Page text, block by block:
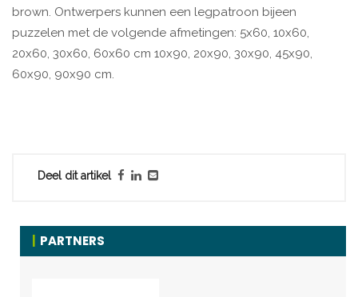
brown. Ontwerpers kunnen een legpatroon bijeen
puzzelen met de volgende afmetingen: 5x60, 10x60,
20x60, 30x60, 60x60 cm 10x90, 20x90, 30x90, 45x90,
60x90, 90x90 cm.
Deel dit artikel
PARTNERS